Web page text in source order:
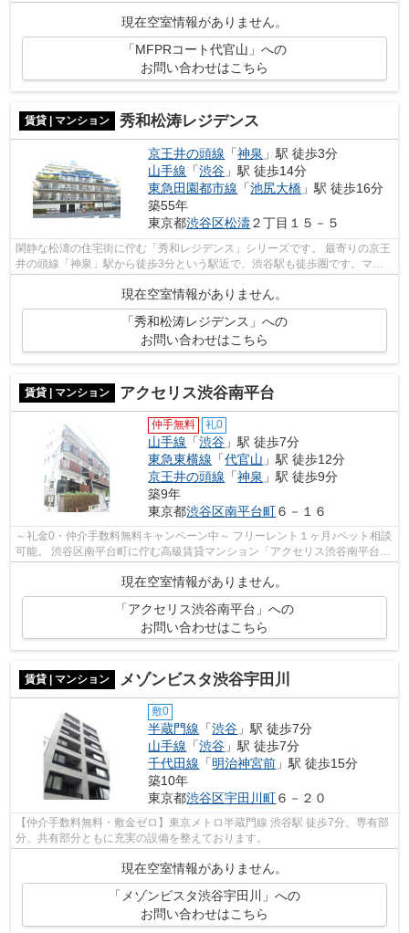
現在空室情報がありません。
「MFPRコート代官山」への
お問い合わせはこちら
賃貸 | マンション 秀和松涛レジデンス
京王井の頭線 「神泉 」駅 徒歩3分
山手線 「渋谷 」駅 徒歩14分
東急田園都市線 「池尻大橋 」駅 徒歩16分
築55年
東京都渋谷区松濤２丁目１５－５
閑静な松濤の住宅街に佇む「秀和レジデンス」シリーズです。 最寄りの京王
井の頭線「神泉」駅から徒歩3分という駅近で、渋谷駅も徒歩圏です。マン
現在空室情報がありません。
「秀和松涛レジデンス」への
お問い合わせはこちら
賃貸 | マンション アクセリス渋谷南平台
仲手無料 礼0
山手線 「渋谷 」駅 徒歩7分
東急東横線 「代官山 」駅 徒歩12分
京王井の頭線 「神泉 」駅 徒歩9分
築9年
東京都渋谷区南平台町６－１６
～礼金0・仲介手数料無料キャンペーン中～ フリーレント１ヶ月♪ペット相談
可能。 渋谷区南平台町に佇む高級賃貸マンション「アクセリス渋谷南平台」
渋谷や代官山も徒歩圏内の好立地な...
現在空室情報がありません。
「アクセリス渋谷南平台」への
お問い合わせはこちら
賃貸 | マンション メゾンビスタ渋谷宇田川
敷0
半蔵門線 「渋谷 」駅 徒歩7分
山手線 「渋谷 」駅 徒歩7分
千代田線 「明治神宮前 」駅 徒歩15分
築10年
東京都渋谷区宇田川町６－２０
【仲介手数料無料・敷金ゼロ】東京メトロ半蔵門線 渋谷駅 徒歩7分。専有部
分、共有部分ともに充実の設備を整えております。
現在空室情報がありません。
「メゾンビスタ渋谷宇田川」への
お問い合わせはこちら